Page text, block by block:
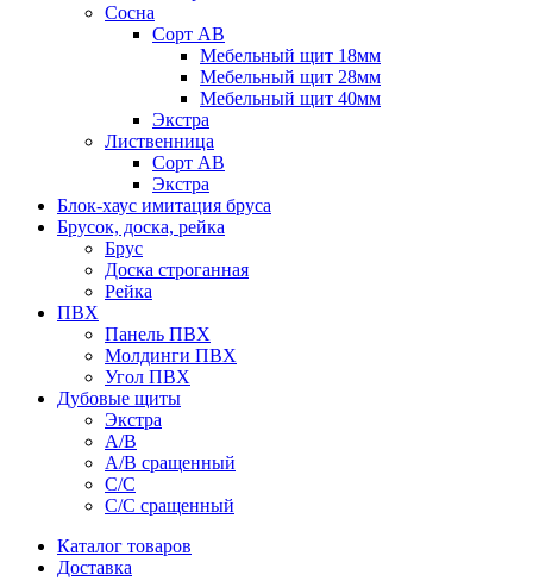
Сосна
Сорт АВ
Мебельный щит 18мм
Мебельный щит 28мм
Мебельный щит 40мм
Экстра
Лиственница
Сорт АВ
Экстра
Блок-хаус имитация бруса
Брусок, доска, рейка
Брус
Доска строганная
Рейка
ПВХ
Панель ПВХ
Молдинги ПВХ
Угол ПВХ
Дубовые щиты
Экстра
А/В
А/В сращенный
С/С
С/С сращенный
Каталог товаров
Доставка